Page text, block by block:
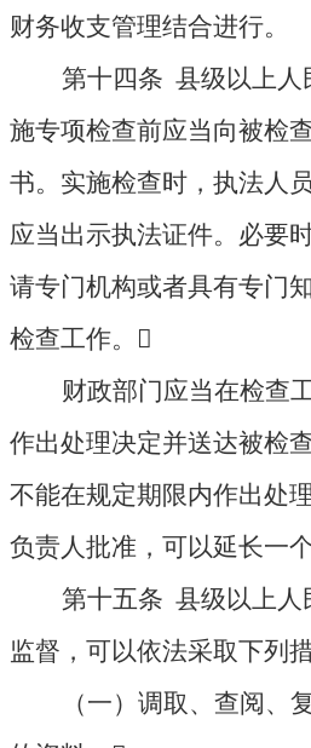
财务收支管理结合进行。
第十四条 县级以上人
施专项检查前应当向被检
书。实施检查时，执法人
应当出示执法证件。必要
请专门机构或者具有专门
检查工作。 
财政部门应当在检查
作出处理决定并送达被检
不能在规定期限内作出处
负责人批准，可以延长一个
第十五条 县级以上人
监督，可以依法采取下列
（一）调取、查阅、